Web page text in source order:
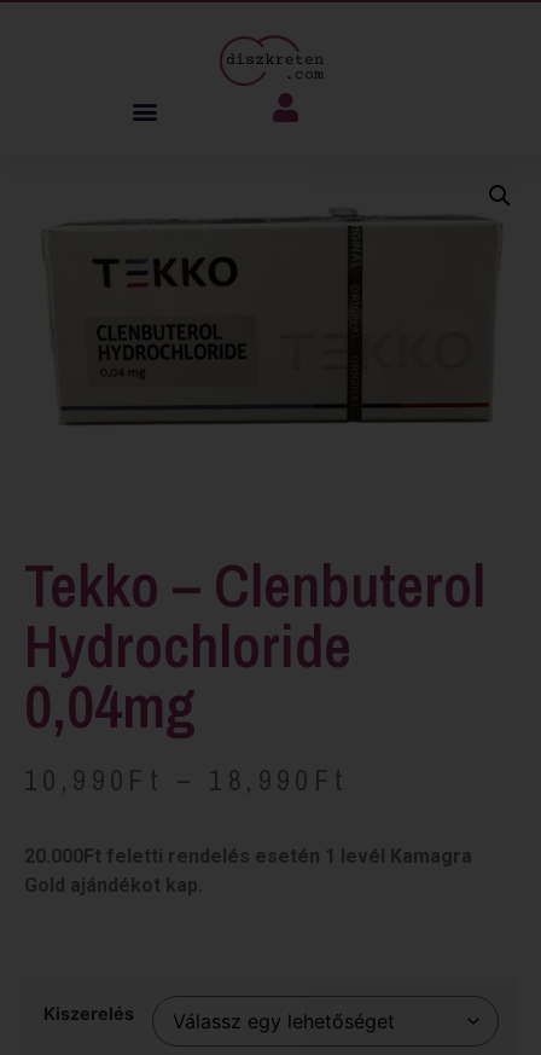
Tekko – Clenbuterol
Hydrochloride
0,04mg
10,990 Ft – 18,990 Ft
20.000Ft feletti rendelés esetén 1 levél Kamagra
Gold ajándékot kap.
Kiszerelés